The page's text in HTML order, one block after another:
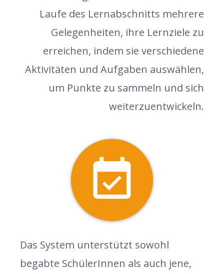
Laufe des Lernabschnitts mehrere
Gelegenheiten, ihre Lernziele zu
erreichen, indem sie verschiedene
Aktivitäten und Aufgaben auswählen,
um Punkte zu sammeln und sich
weiterzuentwickeln.
Das System unterstützt sowohl
begabte SchülerInnen als auch jene,